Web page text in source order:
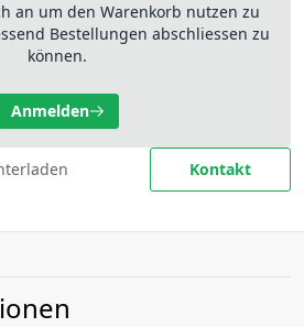
an um den Warenkorb nutzen zu
Bestellungen abschliessen zu
können.
Anmelden
Kontakt